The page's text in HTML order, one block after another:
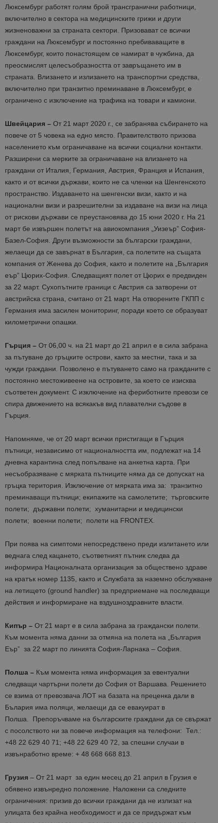
Люксембург работят голям брой трансгранични работници,
включително в сектора на медицинските грижи и други
жизненоважни за страната сектори. Призовават се всички
граждани на Люксембург и постоянно пребиваващите в
Люксембург, които понастоящем се намират в чужбина, да
преосмислят целесъобразността от завръщането им в
страната. Влизането и излизането на транспортни средства,
включително при транзитно преминаване в Люксембург, е
ограничено с изключение на трафика на товари и камиони.
Швейцария – От 21 март 2020 г., се забранява събирането на
повече от 5 човека на едно място. Правителството призова
населението към ограничаване на всички социални контакти.
Разширени са мерките за ограничаване на влизането на
граждани от Италия, Германия, Австрия, Франция и Испания,
както и от всички държави, които не са членки на Шенгенското
пространство. Издаването на шенгенски визи, както и на
национални визи и разрешителни за издаване на визи на лица
от рискови държави се преустановява до 15 юни 2020 г. На 21
март бе извършен полетът на авиокомпания „Уизеър” София-
Базел-София. Други възможности за български граждани,
желаещи да се завърнат в България, са полетите на същата
компания от Женева до София, както и полетите на „България
еър” Цюрих-София. Следващият полет от Цюрих е предвиден
за 22 март. Сухопътните граници с Австрия са затворени от
австрийска страна, считано от 21 март. На отворените ГКПП с
Германия има засилен мониторинг, поради което се образуват
километрични опашки.
Гърция – От 06,00 ч. на 21 март до 21 април е в сила забрана
за пътуване до гръцките острови, както за местни, така и за
чужди граждани. Позволено е пътуването само на гражданите с
постоянно местоживеене на островите, за което се изисква
съответен документ. С изключение на фериботните превози се
спира движението на всякакъв вид плавателни съдове в
Гърция.
Напомняме, че от 20 март всички пристигащи в Гърция
пътници, независимо от националността им, подлежат на 14
дневна карантина след попълване на анкетна карта. При
несъобразяване с мярката пътниците няма да се допускат на
гръцка територия. Изключение от мярката има за: транзитно
преминаващи пътници; екипажите на самолетите; търговските
полети; държавни полети; хуманитарни и медицински
полети; военни полети; полети на FRONTEX.
При поява на симптоми непосредствено преди излитането или
веднага след кацането, съответният пътник следва да
информира Националната организация за обществено здраве
на кратък номер 1135, както и Службата за наземно обслужване
на летището (ground handler) за предприемане на последващи
действия и информиране на вздушноздравните власти.
Кипър – От 21 март е в сила забрана за граждански полети.
Към момента няма данни за отмяна на полета на „България
Еър” за 22 март по линията София-Ларнака – София.
Полша – Към момента няма информация за евентуални
следващи чартърни полети до София от Варшава. Решението
се взима от превозвача ЛОТ на базата на преценка дали в
Бълария има поляци, желаещи да се евакуират в
Полша. Препоръчваме на българските граждани да се свържат
с посолството ни за повече информация на телефони: Тел.:
+48 22 629 40 71; +48 22 629 40 72, за спешни случаи в
извънработно време: + 48 668 668 813.
Грузия – От 21 март за един месец до 21 април в Грузия е
обявено извънредно положение. Наложени са следните
ограничения: призив до всички граждани да не излизат на
улицата без крайна необходимост и да се придържат към